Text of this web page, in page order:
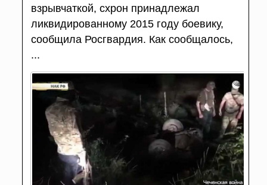
взрывчаткой, схрон принадлежал
ликвидированному 2015 году боевику,
сообщила Росгвардия. Как сообщалось,
...